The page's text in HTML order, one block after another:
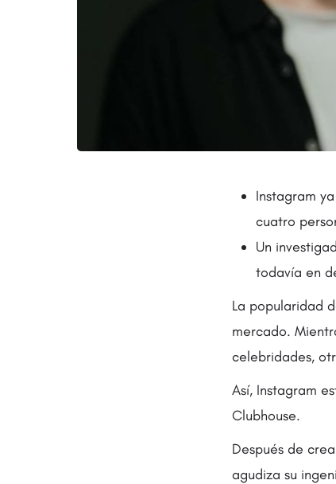
Instagram
cuatro
Un
todavía en
La popularidad
mercado.
celebridades,
Así, Instagram
Clubhouse.
Después de
agudiza su